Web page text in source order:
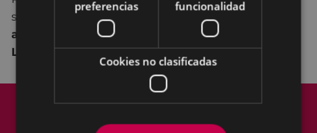
sobre
Eibar antiguo con motivo del
aniversario de la fundación de la villa
Lekim Animazioak.
preferencias
funcionalidad
Cookies no clasificadas